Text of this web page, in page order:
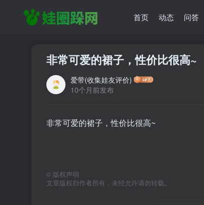
首页 动态 问答
非常可爱的裙子，性价比很高~
爱带(收集娃友评价)
10个月前发布
非常可爱的裙子，性价比很高~
© 版权声明
文章版权归作者所有，未经允许请勿转载。